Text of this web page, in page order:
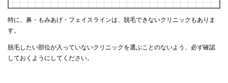
特に、鼻・もみあげ・フェイスラインは、脱毛できないクリニックもありま
す。
脱毛したい部位が入っていないクリニックを選ぶことのないよう、必ず確認
しておくようにしてください。